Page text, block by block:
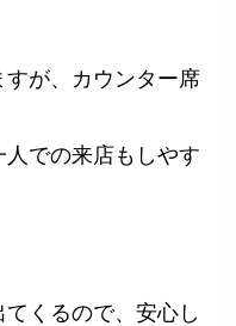
が、カウンター席
での来店もしやす
くるので、安心し